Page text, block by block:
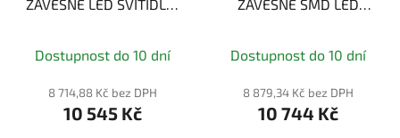
ZÁVĚSNÉ LED SVÍTIDLO,
Dostupnost do 10 dní
8 714,88 Kč bez DPH
10 545 Kč
ZÁVĚSNÉ SMD LED
Dostupnost do 10 dní
8 879,34 Kč bez DPH
10 744 Kč